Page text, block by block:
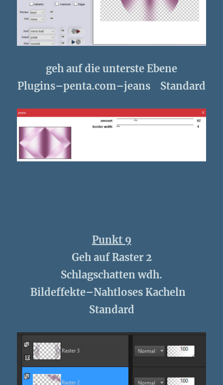
geh auf die unterste Ebene
Plugins–penta.com–jeans Standard
Punkt 9
Geh auf Raster 2
Schlagschatten wdh.
Bildeffekte–Nahtloses Kacheln
Standard